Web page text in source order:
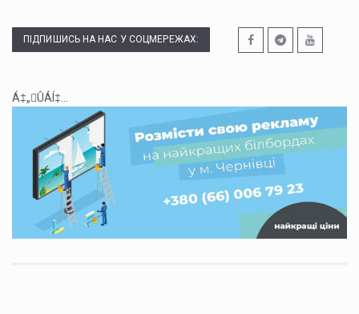
ПІДПИШИСЬ НА НАС У СОЦМЕРЕЖАХ:
Á‡„ÛÁÍ‡...